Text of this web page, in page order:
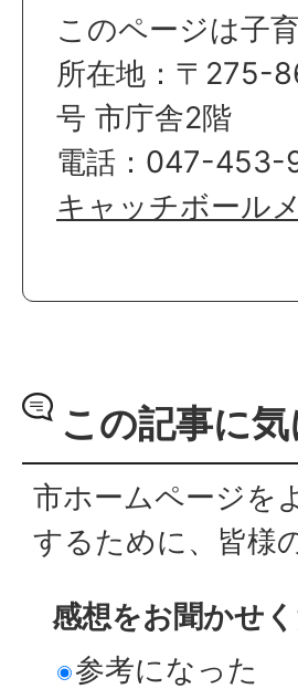
このページは子
所在地：〒275-
号 市庁舎2階
電話：047-453-
キャッチボール
この記事に
市ホームページを
するために、皆様
感想をお聞かせ
参考になった